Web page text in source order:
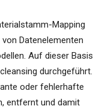
Mapping
Datenelementen
Auf dieser Basis
durchgeführt.
oder fehlerhafte
entfernt und damit